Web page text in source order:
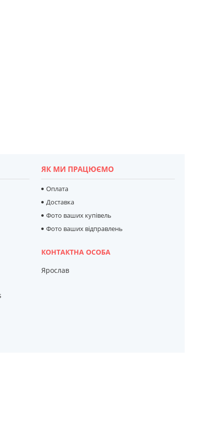
ЯК МИ ПРАЦЮЄМО
Оплата
Доставка
Фото ваших купівель
Фото ваших відправлень
Ярослав